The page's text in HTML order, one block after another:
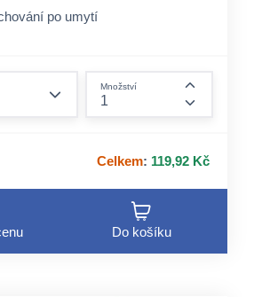
po umytí
Množství
Celkem: 119,92 Kč
Do košíku